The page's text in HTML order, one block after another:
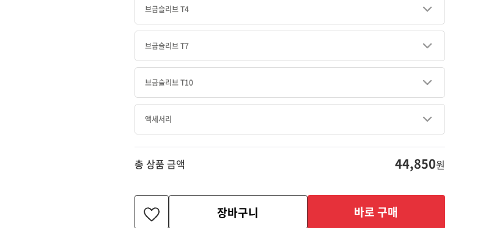
브금슬리브 T4
브금슬리브 T7
브금슬리브 T10
액세서리
총 상품 금액 44,850원
장바구니 바로 구매